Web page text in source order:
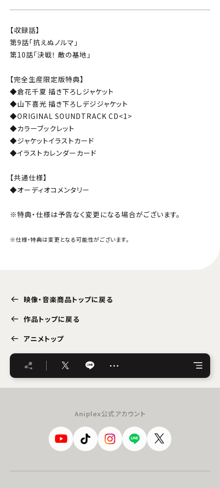
【収録話】
第9話「抗えぬノルマ」
第10話「決戦！ 敵の基地」
【完全生産限定版特典】
◆倉花千夏 描き下ろしジャケット
◆山下喜光 描き下ろしデジジャケット
◆ORIGINAL SOUNDTRACK CD<1>
◆カラーブックレット
◆ジャケットイラストカード
◆イラストカレンダーカード
【共通仕様】
◆オーディオコメンタリー
※特典・仕様は予告なく変更になる場合がございます。
※仕様・特典は変更となる可能性がございます。
映像・音楽商品トップに戻る
作品トップに戻る
アニメトップ
…
Aniplex公式アカウント